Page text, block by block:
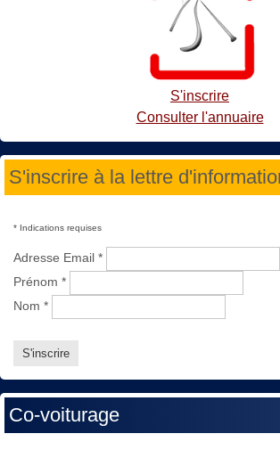
S'inscrire
Consulter l'annuaire
S'inscrire à la lettre
* Indications requises
Adresse Email *
Prénom *
Nom *
Co-voiturage